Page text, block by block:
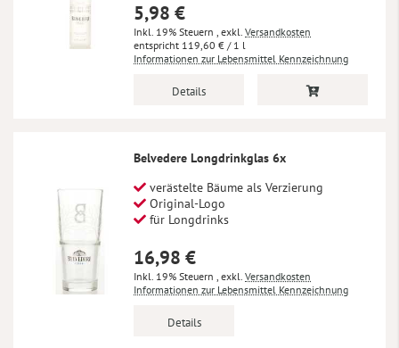
5,98 €
Inkl. 19% Steuern , exkl. Versandkosten
119,60 € / 1 l
Informationen zur Lebensmittel Kennzeichnung
Details
Belvedere Longdrinkglas 6x
verästelte Bäume als Verzierung
Original-Logo
für Longdrinks
16,98 €
Inkl. 19% Steuern , exkl. Versandkosten
Informationen zur Lebensmittel Kennzeichnung
Details